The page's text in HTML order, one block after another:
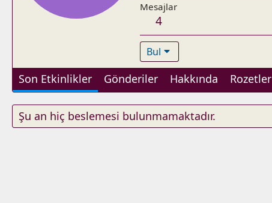
Mesajlar
4
Bul
Son Etkinlikler Gönderiler Hakkında Rozetler
Şu an hiç beslemesi bulunmamaktadır.